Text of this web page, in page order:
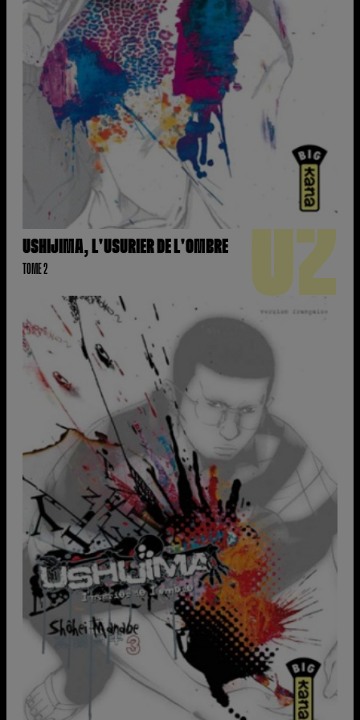
USHIJIMA, L'USURIER DE L'OMBRE
TOME 2 02